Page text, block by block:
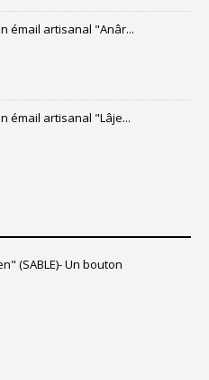
émail artisanal "Anâr...
émail artisanal "Lâje...
(SABLE)- Un bouton